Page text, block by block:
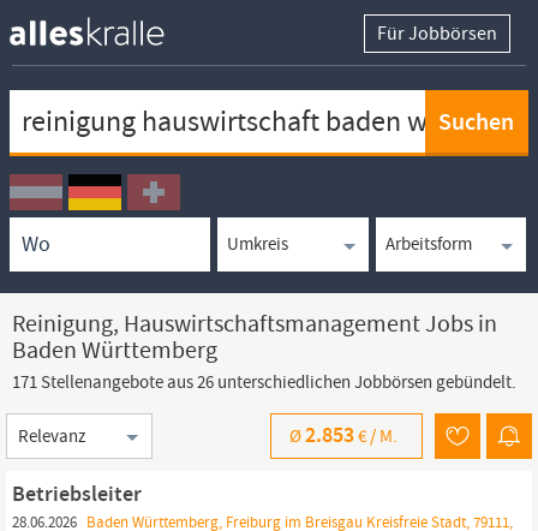
Für Jobbörsen
Ortssuche
Umkreissuche
Arbeitsform
Reinigung, Hauswirtschaftsmanagement Jobs in
Baden Württemberg
171 Stellenangebote aus 26 unterschiedlichen Jobbörsen gebündelt.
Sortierung
Ø2.853€ / M.
Betriebsleiter
28.06.2026 Baden Württemberg, Freiburg im Breisgau Kreisfreie Stadt, 79111,